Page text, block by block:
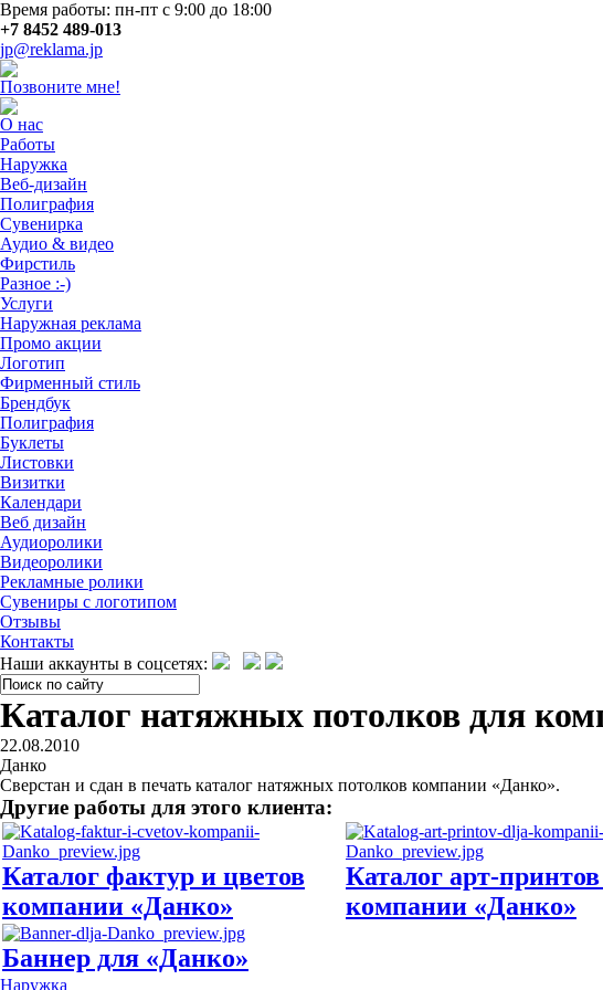
Время работы: пн-пт с 9:00 до 18:00
+7 8452 489-013
jp@reklama.jp
Позвоните мне!
О нас
Работы
Наружка
Веб-дизайн
Полиграфия
Сувенирка
Аудио & видео
Фирстиль
Разное :-)
Услуги
Наружная реклама
Промо акции
Логотип
Фирменный стиль
Брендбук
Полиграфия
Буклеты
Листовки
Визитки
Календари
Веб дизайн
Аудиоролики
Видеоролики
Рекламные ролики
Сувениры с логотипом
Отзывы
Контакты
Наши аккаунты в соцсетях:
Каталог натяжных потолков для
22.08.2010
Данко
Сверстан и сдан в печать каталог натяжных потолков компании «Данко».
Другие работы для этого клиента:
Каталог фактур и цветов
компании «Данко»
Каталог арт-
компании «Данко»
Баннер для «Данко»
Наружка